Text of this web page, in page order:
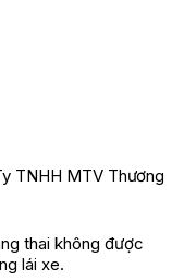
TNHH MTV Thương
thai không được
lái xe.